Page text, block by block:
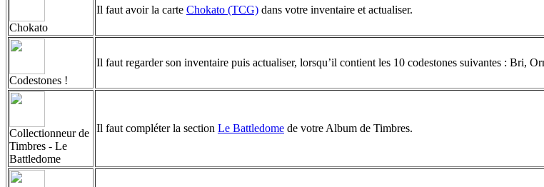
Chokato
Il faut avoir la carte Chokato (TCG) dans votre inventaire et actualiser.
Codestones !
Il faut regarder son inventaire puis actualiser, lorsqu’il contient les 10 codestones suivantes : Bri,
Collectionneur de
Timbres - Le
Battledome
Il faut compléter la section Le Battledome de votre Album de Timbres.